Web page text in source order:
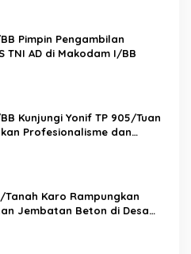
Pimpin Pengambilan
TNI AD di Makodam I/BB
Kunjungi Yonif TP 905/Tuan
Profesionalisme dan
Tanah Karo Rampungkan
Jembatan Beton di Desa